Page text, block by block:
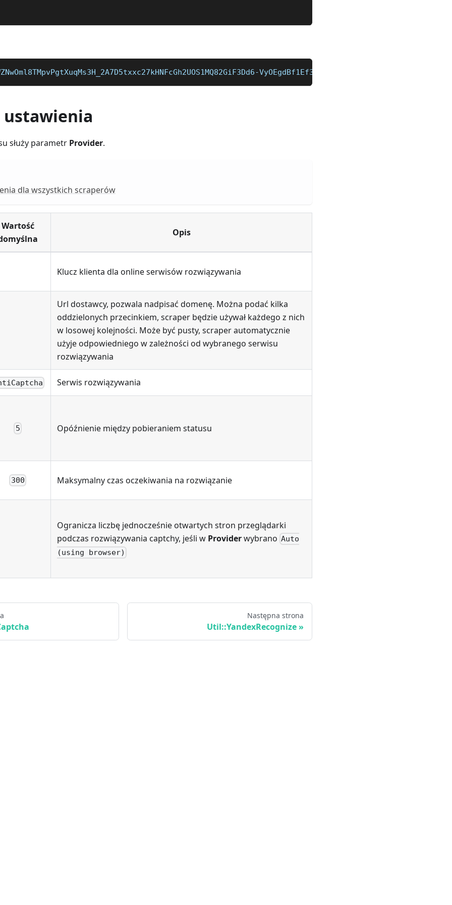
służy parametr Provider.
dla wszystkich scraperów
Wartość
Opis
Klucz klienta dla online serwisów rozwiązywania
Url dostawcy, pozwala nadpisać domenę. Można podać kilka
oddzielonych przecinkiem, scraper będzie używał każdego z nich
w losowej kolejności. Może być pusty, scraper automatycznie
użyje odpowiedniego w zależności od wybranego serwisu
rozwiązywania
Serwis rozwiązywania
5 Opóźnienie między pobieraniem statusu
300 Maksymalny czas oczekiwania na rozwiązanie
Ogranicza liczbę jednocześnie otwartych stron przeglądarki
podczas rozwiązywania captchy, jeśli w Providerwybrano Auto
(using browser)
Następna strona
Util::YandexRecognize